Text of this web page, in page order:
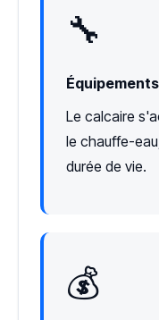
🔧
Le calcaire
le chauffe-
durée de vie.
💰